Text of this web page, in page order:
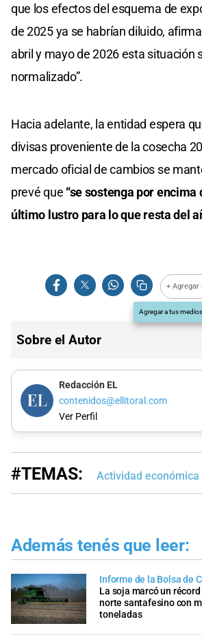
que los efectos del esquema de
de 2025 ya se habrían diluido,
abril y mayo de 2026 esta situación
normalizado”.
Hacia adelante, la entidad espera
divisas proveniente de la cosecha
mercado oficial de cambios se
prevé que “se sostenga por
último lustro para lo que resta del
+ Agregar
Agregar a tus
Sobre el Autor
Redacción EL
contenidos@ellitoral.com
Ver Perfil
#TEMAS: Actividad económica
Además tenés que leer:
Informe de la Bolsa de
La soja marcó un
norte santafesino con
toneladas